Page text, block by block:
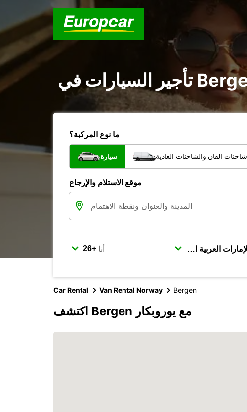
ما نوع المركبة؟
سيارة شاحنات الفان والشاحنات العادية
موقع الاستلام والإرجاع
أنا
Car Rental Van Rental Norway Bergen
اكتشف Bergen مع يوروبكار